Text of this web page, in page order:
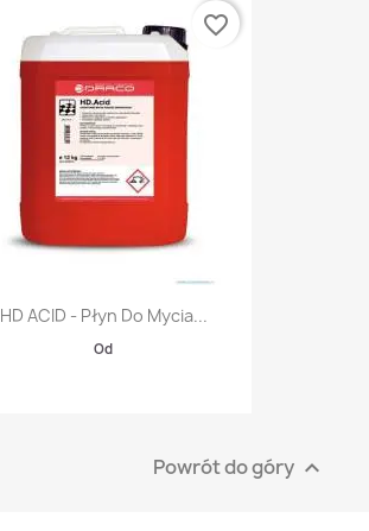
HD ACID - Płyn Do Mycia...
Od
favorite_border
Powrót do góry 